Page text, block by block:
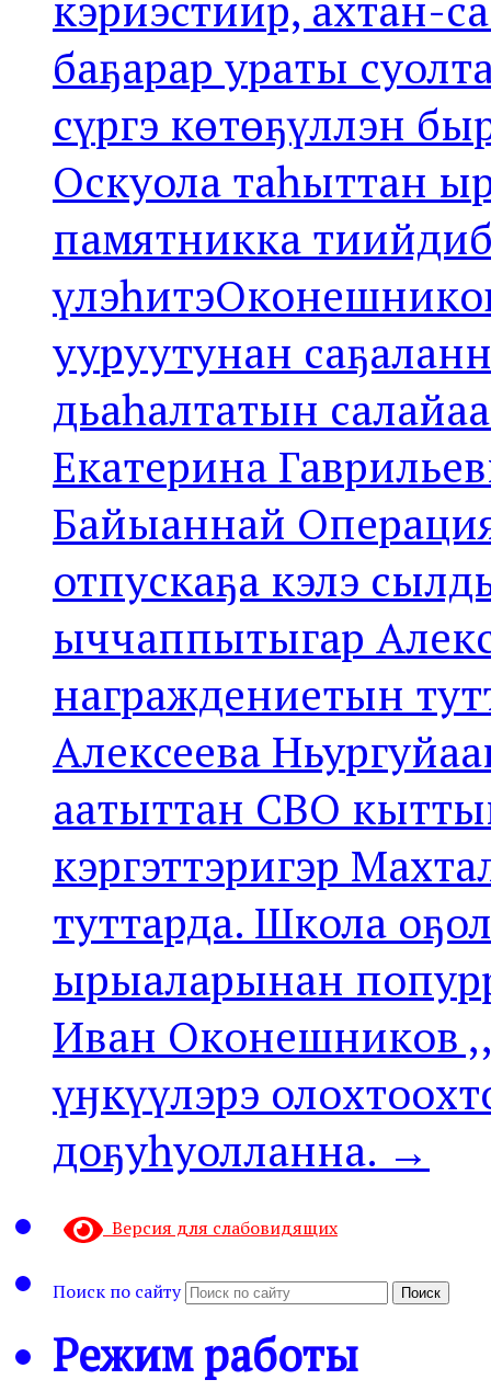
баҕарар ураты
сүргэ көтөҕүллэн
Оскуола таһыттан
памятникка
ууруутунан
дьаһалтатын
Екатерина
Байыаннай
отпускаҕа кэлэ
ыччаппытыгар
награждениетын
Алексеева
аатыттан СВО
кэргэттэригэр
туттарда. Школа
ырыаларынан
Иван Оконешников
үӈкүүлэрэ
доҕуһуолланна. →
Версия для слабовидящих
Поиск по сайту Поиск
Режим работы